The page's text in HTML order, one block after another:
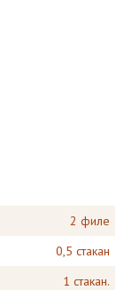
2 филе
0,5 стакан
1 стакан.